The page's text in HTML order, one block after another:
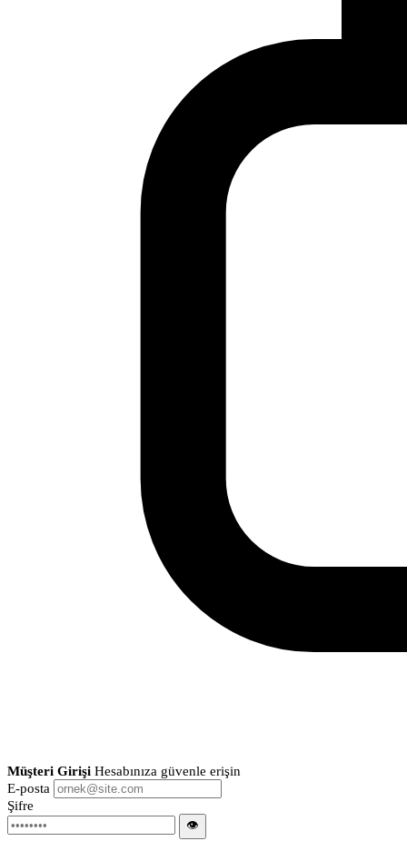
Müşteri Girişi Hesabınıza güvenle erişin
E-posta
Şifre
👁